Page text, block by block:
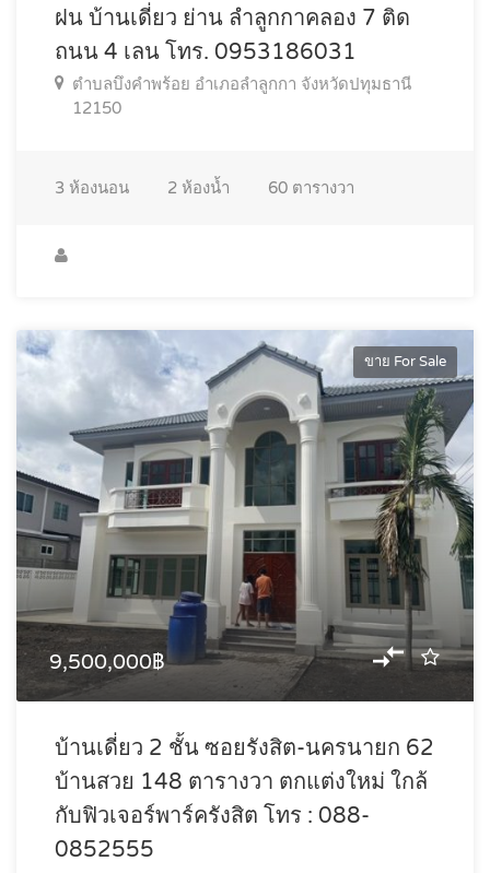
ฝน บ้านเดี่ยว ย่าน ลำลูกกาคลอง 7 ติด
ถนน 4 เลน โทร. 0953186031
ตำบลบึงคำพร้อย อำเภอลำลูกกา จังหวัดปทุมธานี
12150
3 ห้องนอน 2 ห้องน้ำ 60 ตารางวา
ขาย For Sale
9,500,000฿
บ้านเดี่ยว 2 ชั้น ซอยรังสิต-นครนายก 62
บ้านสวย 148 ตารางวา ตกแต่งใหม่ ใกล้
กับฟิวเจอร์พาร์ครังสิต โทร : 088-
0852555